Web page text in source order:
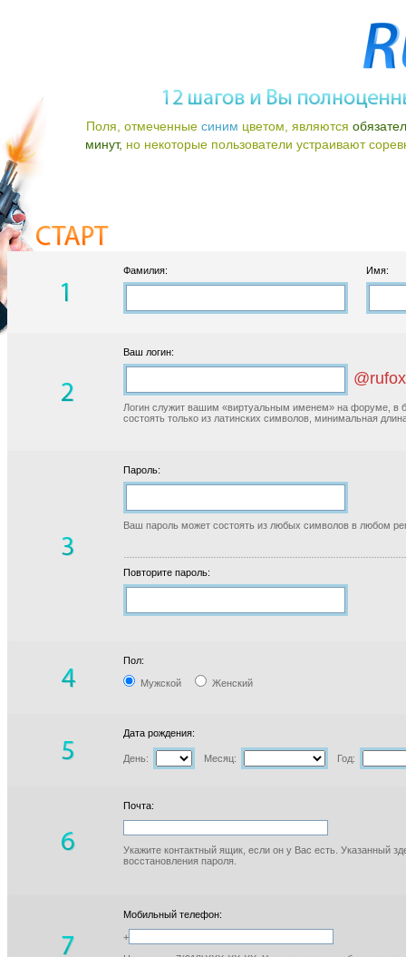
Поля, отмеченные синим цветом, являются
минут, но некоторые пользователи устраивают
Фамилия: Имя:
Ваш логин:
Логин служит вашим «виртуальным именем» на форуме, в
состоять только из латинских символов, минимальная
Пароль:
Ваш пароль может состоять из любых символов в любом
Повторите пароль:
Пол:
Мужской Женский
Дата рождения:
День: Месяц: Год:
Почта:
Укажите контактный ящик, если он у Вас есть. Указанный
восстановления пароля.
Мобильный телефон:
+